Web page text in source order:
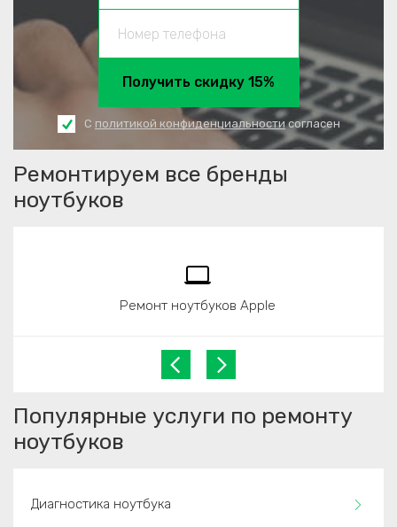
Получить скидку 15%
С политикой конфиденциальностисогласен
Ремонтируем все бренды
ноутбуков
Ремонт ноутбуков Apple
Популярные услуги по ремонту
ноутбуков
Диагностика ноутбука